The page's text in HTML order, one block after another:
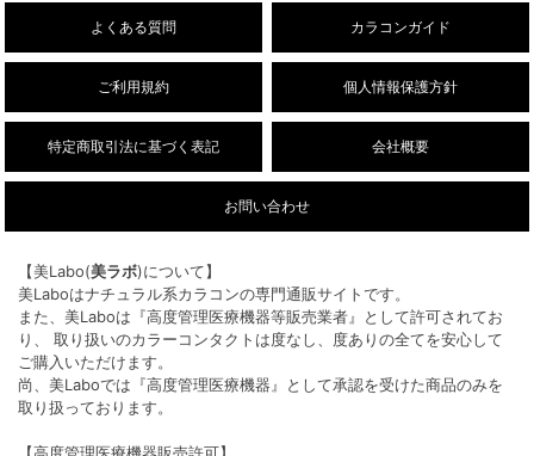
よくある質問 カラコンガイド
ご利用規約 個人情報保護方針
特定商取引法に基づく表記 会社概要
お問い合わせ
【美Labo(美ラボ)について】
美Laboはナチュラル系カラコンの専門通販サイトです。
また、美Laboは『高度管理医療機器等販売業者』として許可されてお
り、 取り扱いのカラーコンタクトは度なし、度ありの全てを安心して
ご購入いただけます。
尚、美Laboでは『高度管理医療機器』として承認を受けた商品のみを
取り扱っております。